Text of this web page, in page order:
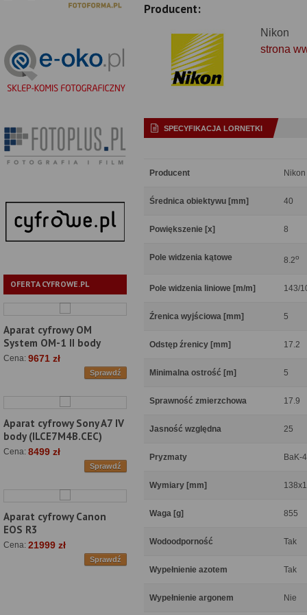
OFERTA CYFROWE.PL
Aparat cyfrowy OM
System OM-1 II body
Cena: 9671 zł
Sprawdź
Aparat cyfrowy Sony A7 IV
body (ILCE7M4B.CEC)
Cena: 8499 zł
Sprawdź
Aparat cyfrowy Canon
EOS R3
Cena: 21999 zł
Sprawdź
Producent:
Nikon
strona
SPECYFIKACJA LORNETKI
Producent Nikon
Średnica obiektywu [mm] 40
Powiększenie [x] 8
Pole widzenia kątowe 8.2o
Pole widzenia liniowe [m/m] 143/
Źrenica wyjściowa [mm] 5
Odstęp źrenicy [mm] 17.2
Minimalna ostrość [m] 5
Sprawność zmierzchowa 17.9
Jasność względna 25
Pryzmaty BaK-
Wymiary [mm]
Waga [g] 855
Wodoodporność Tak
Wypełnienie azotem Tak
Wypełnienie argonem Nie